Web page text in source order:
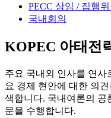
PECC 상임 / 집행위
국내회의
KOPEC 아태전
주요 국내외 인사를 연사
요 경제 현안에 대한 의
색합니다. 국내여론의 공
문을 수행합니다.